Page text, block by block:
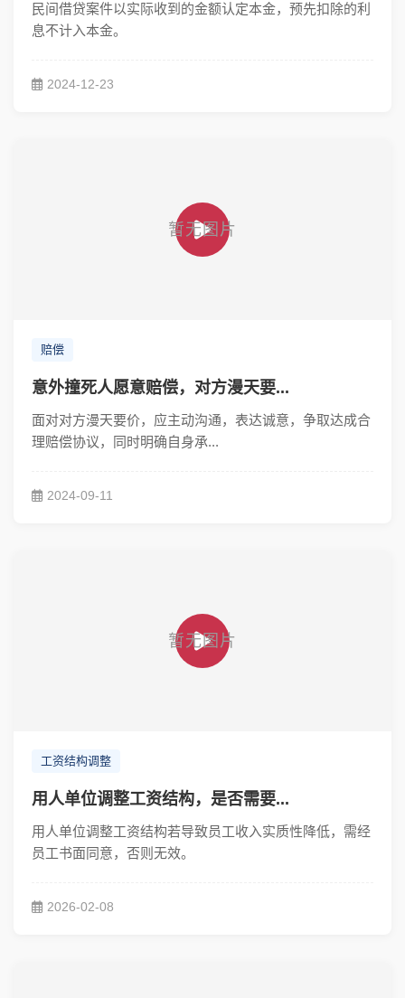
民间借贷案件以实际收到的金额认定本金，预先扣除的利
息不计入本金。
2024-12-23
赔偿
意外撞死人愿意赔偿，对方漫天要...
面对对方漫天要价，应主动沟通，表达诚意，争取达成合
理赔偿协议，同时明确自身承...
2024-09-11
工资结构调整
用人单位调整工资结构，是否需要...
用人单位调整工资结构若导致员工收入实质性降低，需经
员工书面同意，否则无效。
2026-02-08